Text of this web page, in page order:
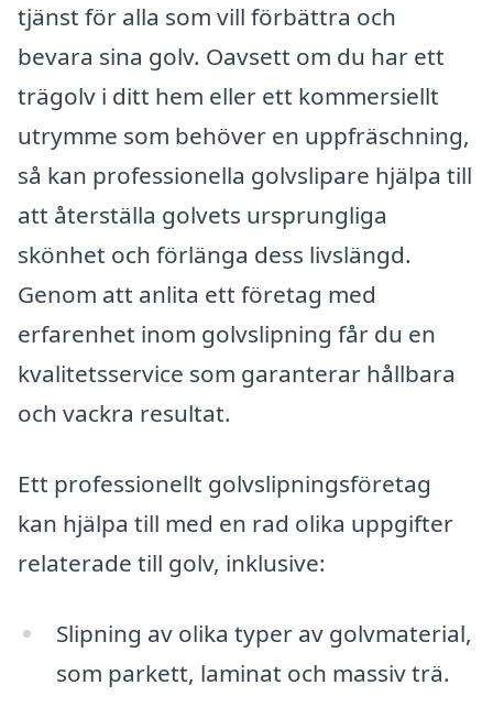
tjänst för alla som vill förbättra och
bevara sina golv. Oavsett om du har ett
trägolv i ditt hem eller ett kommersiellt
utrymme som behöver en uppfräschning,
så kan professionella golvslipare hjälpa till
att återställa golvets ursprungliga
skönhet och förlänga dess livslängd.
Genom att anlita ett företag med
erfarenhet inom golvslipning får du en
kvalitetsservice som garanterar hållbara
och vackra resultat.
Ett professionellt golvslipningsföretag
kan hjälpa till med en rad olika uppgifter
relaterade till golv, inklusive:
Slipning av olika typer av golvmaterial,
som parkett, laminat och massiv trä.